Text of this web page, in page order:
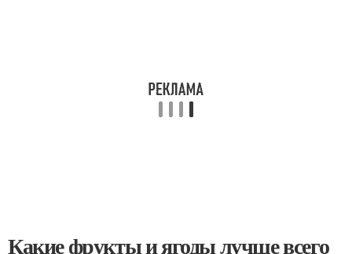
Какие фрукты и ягоды лучше всего